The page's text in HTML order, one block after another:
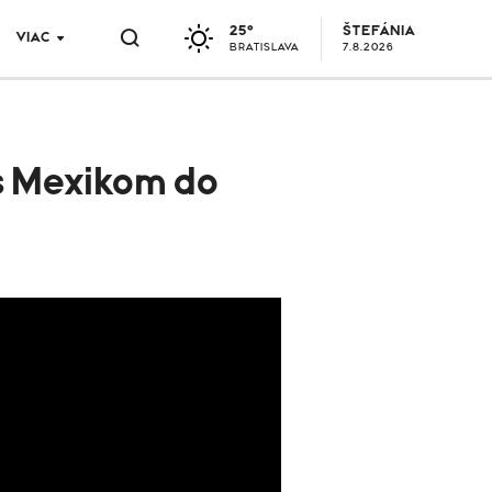
VIAC 25°
BRATISLAVA
ŠTEFÁNIA
7.8.2026
Mexikom do